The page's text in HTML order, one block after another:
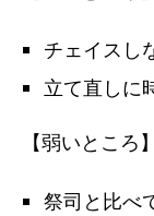
チェイスし
立て直しに
【弱いところ】
祭司と比べ